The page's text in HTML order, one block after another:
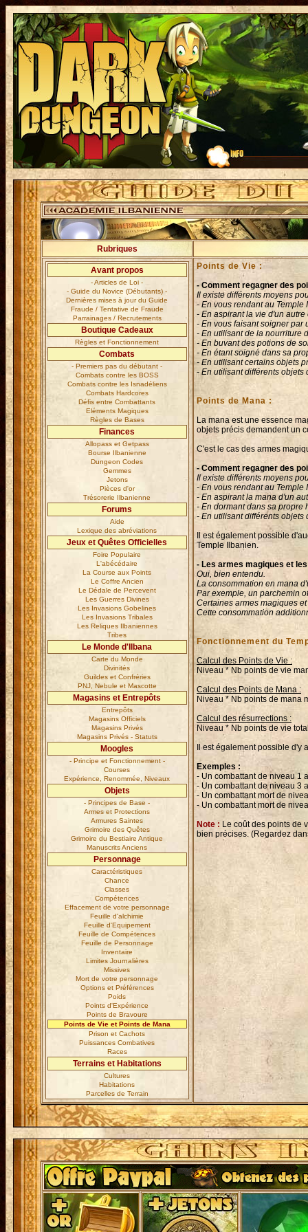
Rubriques
Avant propos
- Articles de Loi -
- Guide du Novice (Débutants) -
Dernières mises à jour du Guide
Fraude / Tentative de Fraude
Parrainages / Recrutements
Boutique Cadeaux
Règles et Fonctionnement
Combats
- Premiers pas du débutant -
Combats contre les BOSS
Combats contre les Isnadéliens
Combats Hardcores
Défis entre Combattants
Eléments Magiques
Règles de Bases
Finances
Allopass et Getpass
Bourse Ilbanienne
Dungeon Codes
Gemmes
Jetons
Pièces d'or
Trésorerie Ilbanienne
Forums
Aide
Lexique des abréviations
Jeux et Quêtes Officielles
Foire Populaire
L'abécédaire
La Course aux Points
Le Coffre Ancien
Le Dédale de Percevent
Les Guerres Divines
Les Invasions Gobelines
Les Invasions Tribales
Les Reliques Ilbaniennes
Tribes
Le Monde d'Ilbana
Carte du Monde
Divinités
Guildes et Confréries
PNJ, Nebule et Mascotte
Magasins et Entrepôts
Entrepôts
Magasins Officiels
Magasins Privés
Magasins Privés - Statuts
Moogles
- Principe et Fonctionnement -
Courses
Expérience, Renommée, Niveaux
Objets
- Principes de Base -
Armes et Protections
Armures Saintes
Grimoire des Quêtes
Grimoire du Bestiaire Antique
Manuscrits Anciens
Personnage
Caractéristiques
Chance
Classes
Compétences
Effacement de votre personnage
Feuille d'alchimie
Feuille d'Equipement
Feuille de Compétences
Feuille de Personnage
Inventaire
Limites Journalières
Missives
Mort de votre personnage
Options et Préférences
Poids
Points d'Expérience
Points de Bravoure
Points de Vie et Points de Mana
Prison et Cachots
Puissances Combatives
Races
Terrains et Habitations
Cultures
Habitations
Parcelles de Terrain
Points de Vie :
- Comment regagner des
Il existe différents moyens
- En vous rendant au Temple
- En aspirant la vie d'un autre
- En vous faisant soigner par
- En utilisant de la nourriture
- En buvant des potions de
- En étant soigné dans sa
- En utilisant certains objets
- En utilisant différents
Points de Mana :
La mana est une essence
objets précis demandent un
C'est le cas des armes
- Comment regagner des
Il existe différents moyens
- En vous rendant au Temple
- En aspirant la mana d'un
- En dormant dans sa propre
- En utilisant différents
Il est également possible
Temple Ilbanien.
- Les armes magiques et
Oui, bien entendu.
La consommation en mana
Par exemple, un parchemin
Certaines armes magiques
Cette consommation
Fonctionnement du
Calcul des Points de Vie :
Niveau * Nb points de vie
Calcul des Points de Mana :
Niveau * Nb points de mana
Calcul des résurrections :
Niveau * Nb points de vie
Il est également possible
Exemples :
- Un combattant de niveau 1
- Un combattant de niveau 3
- Un combattant mort de
- Un combattant mort de
Note : Le coût des points de
bien précises. (Regardez